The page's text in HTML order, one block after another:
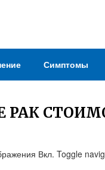
Симптомы
РАК
Вкл. Toggle